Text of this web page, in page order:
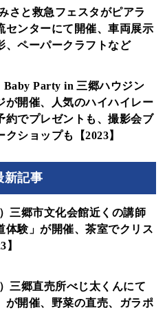
さと救急フェスタがピアラ
センターにて開催、車両展示
、ペーパークラフトなど
Baby Party in 三郷ハウジン
が開催、人気のハイハイレー
約でプレゼントも、撮影会ブ
クショップも【2023】
新記事
三郷市文化会館近くの講師
体験」が開催、茶室でクリス
】
三郷直売所べじ太くんにて
が開催、野菜の直売、ガラポ